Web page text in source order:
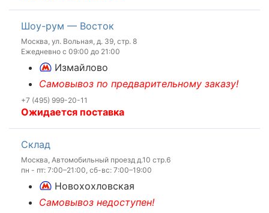
Шоу-рум — Восток
Москва, ул. Вольная, д. 39, стр. 8
Ежедневно с 09:00 до 21:00
Измайлово
Самовывоз по предварительному заказу!
+7 (495) 999-20-11
Ожидается поставка
Склад
Москва, Автомобильный проезд д.10 стр.6
пн - пт: 7:00–21:00, сб-вс: 7:00–19:00
Новохохловская
Самовывоз недоступен!